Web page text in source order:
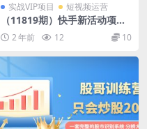
实战VIP项目 短视频运营
（11819期）快手新活动项
目！单账号利润1000+ 非常简
单【可批量】（项目介绍＋项
目…
2 年前 12 10